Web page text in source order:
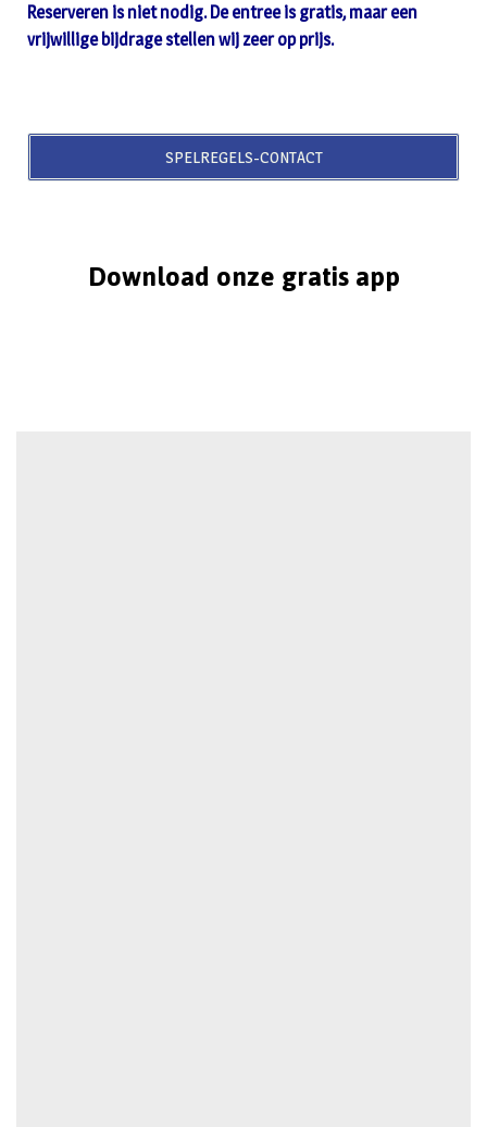
Reserveren is niet nodig. De entree is gratis, maar een
vrijwillige bijdrage stellen wij zeer op prijs.
SPELREGELS-CONTACT
Download onze gratis app